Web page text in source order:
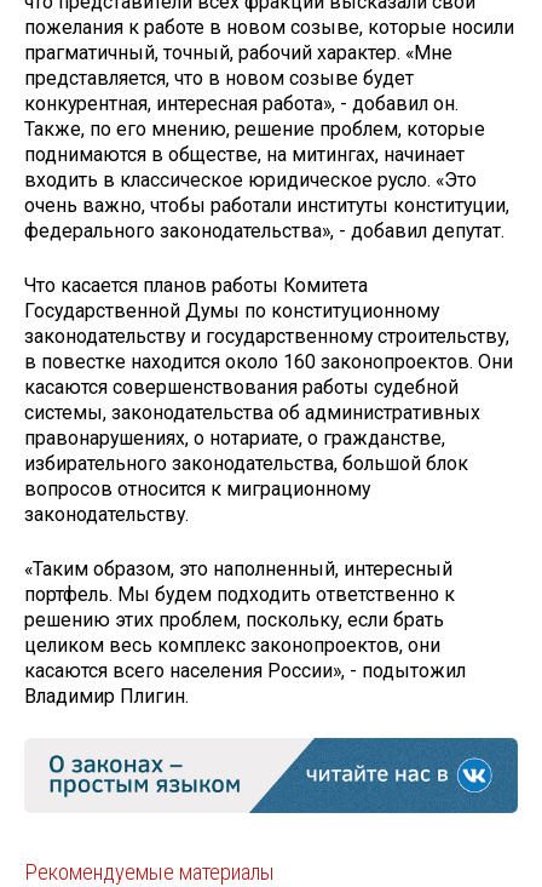
пожелания к работе в новом созыве, которые носили
прагматичный, точный, рабочий характер. «Мне
представляется, что в новом созыве будет
конкурентная, интересная работа», - добавил он.
Также, по его мнению, решение проблем, которые
поднимаются в обществе, на митингах, начинает
входить в классическое юридическое русло. «Это
очень важно, чтобы работали институты конституции,
федерального законодательства», - добавил депутат.
Что касается планов работы Комитета
Государственной Думы по конституционному
законодательству и государственному строительству,
в повестке находится около 160 законопроектов. Они
касаются совершенствования работы судебной
системы, законодательства об административных
правонарушениях, о нотариате, о гражданстве,
избирательного законодательства, большой блок
вопросов относится к миграционному
законодательству.
«Таким образом, это наполненный, интересный
портфель. Мы будем подходить ответственно к
решению этих проблем, поскольку, если брать
целиком весь комплекс законопроектов, они
касаются всего населения России», - подытожил
Владимир Плигин.
Рекомендуемые материалы